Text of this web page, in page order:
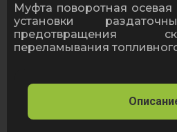
Муфта поворотная
установки
предотвращения
переламывания